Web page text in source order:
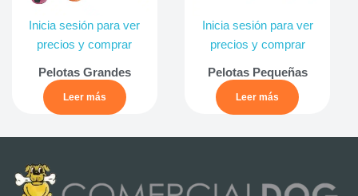
Inicia sesión para ver
precios y comprar
Pelotas Grandes
Leer más
Inicia sesión para ver
precios y comprar
Pelotas Pequeñas
Leer más